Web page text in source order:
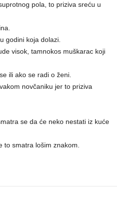
pola, to priziva sreću u
godini koja dolazi.
visok, tamnokos muškarac koji
ili ako se radi o ženi.
novčaniku jer to priziva
se da će neko nestati iz kuće
smatra lošim znakom.